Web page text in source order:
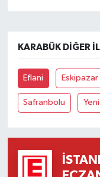
KARABÜK DIĞER
Eflani Eskipazar
Safranbolu